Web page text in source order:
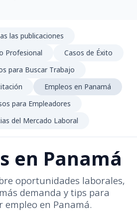
las publicaciones
Profesional
Casos de Éxito
para Buscar Trabajo
Empleos en Panamá
para Empleadores
del Mercado Laboral
en Panamá
oportunidades laborales,
demanda y tips para
empleo en Panamá.